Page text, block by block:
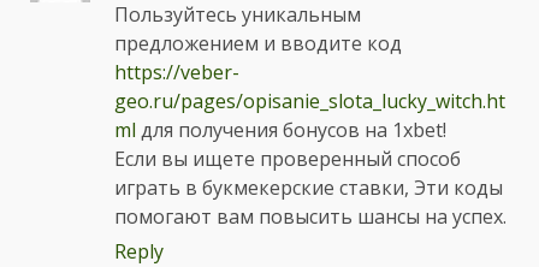
Пользуйтесь уникальным
предложением и вводите код
https://veber-
geo.ru/pages/opisanie_slota_lucky_witch.ht
ml для получения бонусов на 1xbet!
Если вы ищете проверенный способ
играть в букмекерские ставки, Эти коды
помогают вам повысить шансы на успех.
Reply